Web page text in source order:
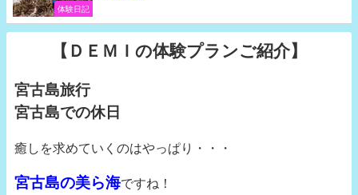
体験日記
【ＤＥＭＩの体験プランご紹介】
宮古島旅行
宮古島での休日
癒しを求めていくのはやっぱり・・・
宮古島の美ら海ですね！